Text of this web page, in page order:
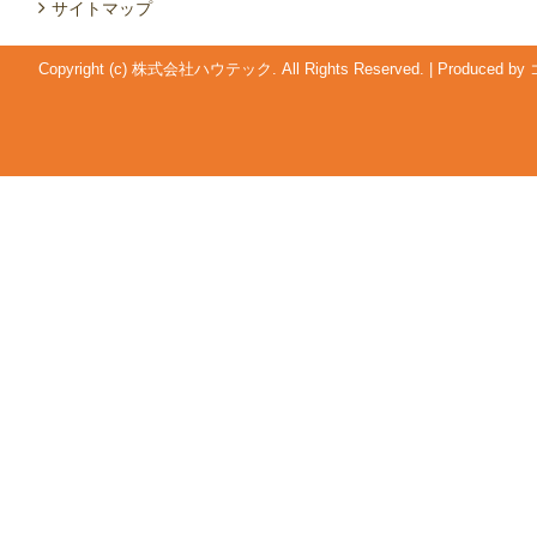
サイトマップ
Copyright (c) 株式会社ハウテック. All Rights Reserved. Produced by